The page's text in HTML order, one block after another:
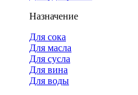
Назначение
Для сока
Для масла
Для сусла
Для вина
Для воды